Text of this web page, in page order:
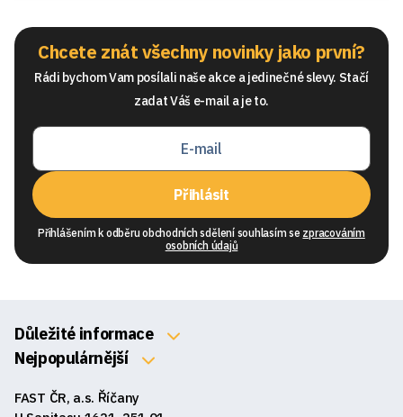
Chcete znát všechny novinky jako první?
Rádi bychom Vam posílali naše akce a jedinečné slevy. Stačí
zadat Váš e-mail a je to.
Přihlásit
Přihlášením k odběru obchodních sdělení souhlasím se zpracováním
osobních údajů
Důležité informace
O nás
Obchodní podmínky
Nejpopulárnější
Myši
FAST ČR, a.s. Říčany